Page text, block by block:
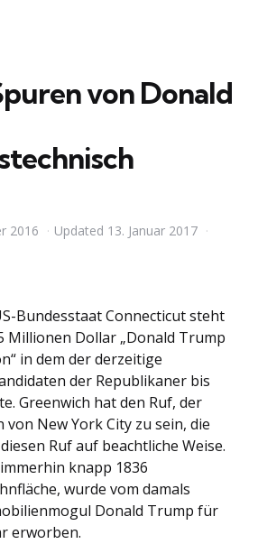
von Donald
2016
Updated 13. Januar 2017
Bundesstaat Connecticut steht
Millionen Dollar „Donald Trump
in dem der derzeitige
der Republikaner bis
Greenwich hat den Ruf, der
New York City zu sein, die
Ruf auf beachtliche Weise.
knapp 1836
wurde vom damals
Donald Trump für
erworben.